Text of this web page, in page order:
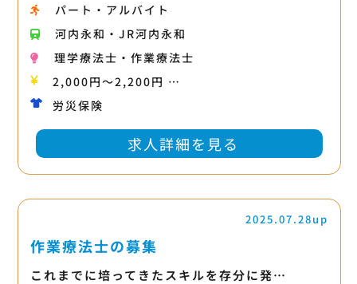
パート・アルバイト
河内永和・JR河内永和
理学療法士・作業療法士
2,000円〜2,200円 …
労災保険
求人詳細を見る
2025.07.28up
作業療法士の募集
これまでに培ってきたスキルを存分に発…